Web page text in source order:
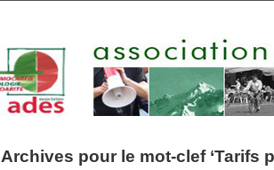
Archives pour le mot-clef ‘Tarifs